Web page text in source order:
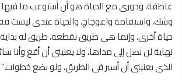
عاطفة، ودورى مع الحياة هو أن أستوعب ما فيها
وشك، واستقامة واعوجاج، والحياة عندى ليست
حياة أخرى، وإنما هى طريق نقطعه، طريق له
نهاية لن نصل إلى مداها، ولا يعنينى أن أقع وأنا
الذى يعنينى أن أسير فى الطريق، ولو بضع خطوات.”